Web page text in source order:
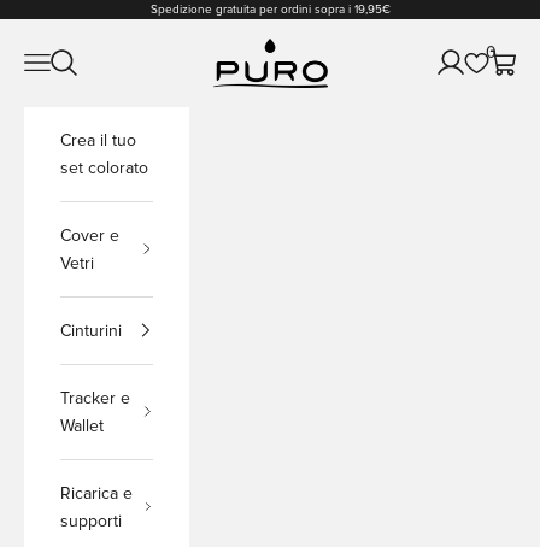
Spedizione gratuita per ordini sopra i 19,95€
PURO Shop
Apri il menu di navigazione
Mostra il menu di ricerca Mostra
0
Crea il tuo
set colorato
Cover e
Vetri
Cinturini
Tracker e
Wallet
Ricarica e
supporti